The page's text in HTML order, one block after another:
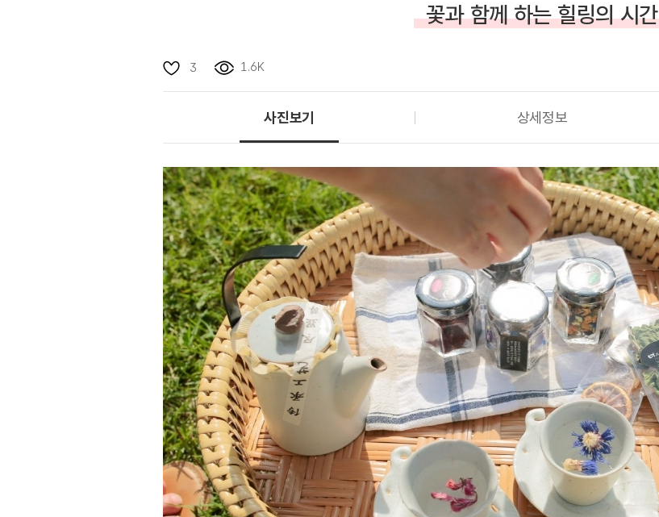
꽃과 함께 하는 힐링의 시간
3 1.6K
사진보기 상세정보